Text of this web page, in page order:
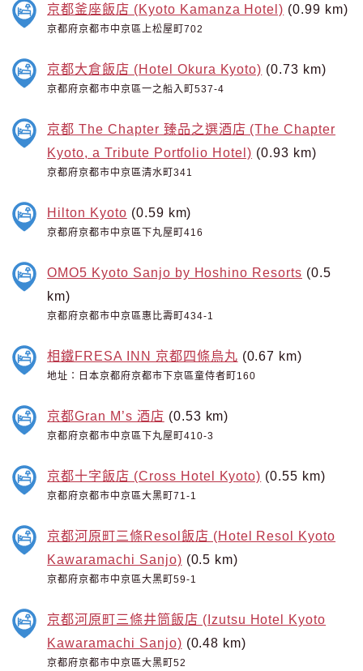
京都釜座飯店 (Kyoto Kamanza Hotel) (0.99 km)
京都府京都市中京區上松屋町702
京都大倉飯店 (Hotel Okura Kyoto) (0.73 km)
京都府京都市中京區一之船入町537-4
京都 The Chapter 臻品之選酒店 (The Chapter
Kyoto, a Tribute Portfolio Hotel) (0.93 km)
京都府京都市中京區清水町341
Hilton Kyoto (0.59 km)
京都府京都市中京區下丸屋町416
OMO5 Kyoto Sanjo by Hoshino Resorts (0.5
km)
京都府京都市中京區惠比壽町434-1
相鐵FRESA INN 京都四條烏丸 (0.67 km)
地址：日本京都府京都市下京區童侍者町160
京都Gran M’s 酒店 (0.53 km)
京都府京都市中京區下丸屋町410-3
京都十字飯店 (Cross Hotel Kyoto) (0.55 km)
京都府京都市中京區大黑町71-1
京都河原町三條Resol飯店 (Hotel Resol Kyoto
Kawaramachi Sanjo) (0.5 km)
京都府京都市中京區大黑町59-1
京都河原町三條井筒飯店 (Izutsu Hotel Kyoto
Kawaramachi Sanjo) (0.48 km)
京都府京都市中京區大黑町52